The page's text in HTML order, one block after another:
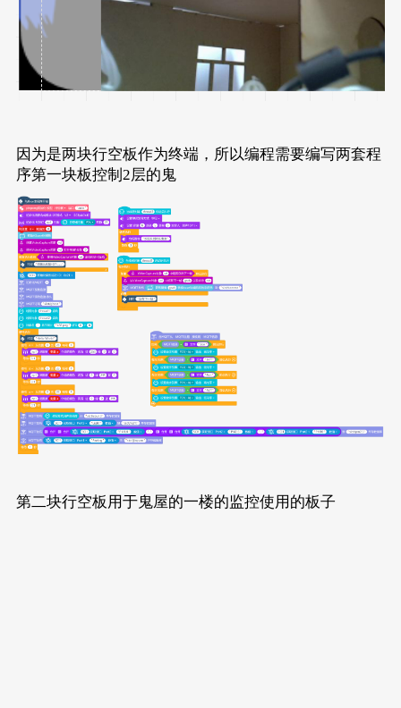
因为是两块行空板作为终端，所以编程需要编写两套程
序第一块板控制2层的鬼
第二块行空板用于鬼屋的一楼的监控使用的板子